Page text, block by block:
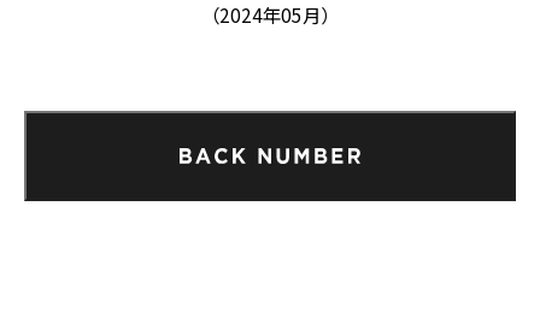
（2024年05月）